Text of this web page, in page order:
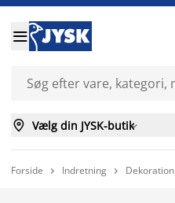

 Vælg din JYSK-butik
Forside  Indretning  Dekoration